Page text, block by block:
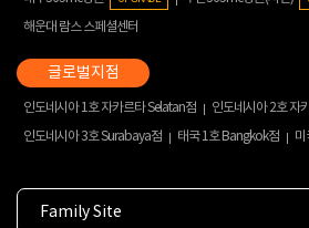
해운대 람스 스페셜센터
인도네시아 1호 자카르타 Selatan점
인도네시아 2호 자
인도네시아 3호 Surabaya점
태국 1호 Bangkok점 미
Family Site